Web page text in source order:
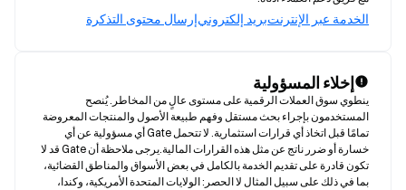
الخدمة عبر الإنترنتبريد إلكترونيإرسال محتوى التذكرة
إخلاء المسؤولية